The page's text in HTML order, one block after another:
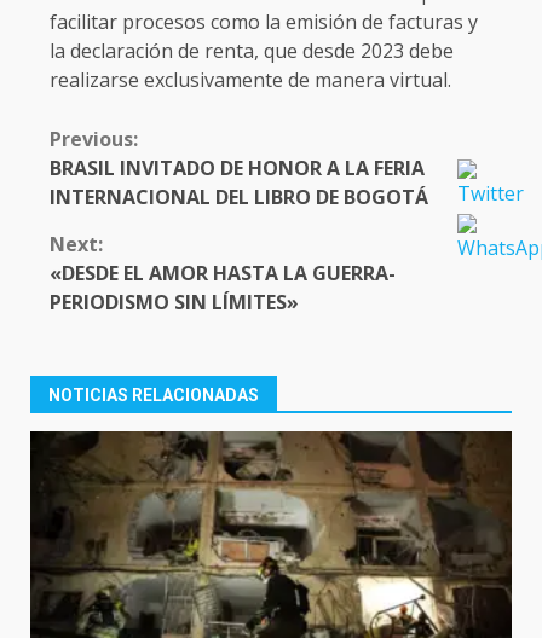
facilitar procesos como la emisión de facturas y
la declaración de renta, que desde 2023 debe
realizarse exclusivamente de manera virtual.
CONTINUE
READING
Previous:
BRASIL INVITADO DE HONOR A LA FERIA
INTERNACIONAL DEL LIBRO DE BOGOTÁ
Next:
«DESDE EL AMOR HASTA LA GUERRA-
PERIODISMO SIN LÍMITES»
NOTICIAS RELACIONADAS